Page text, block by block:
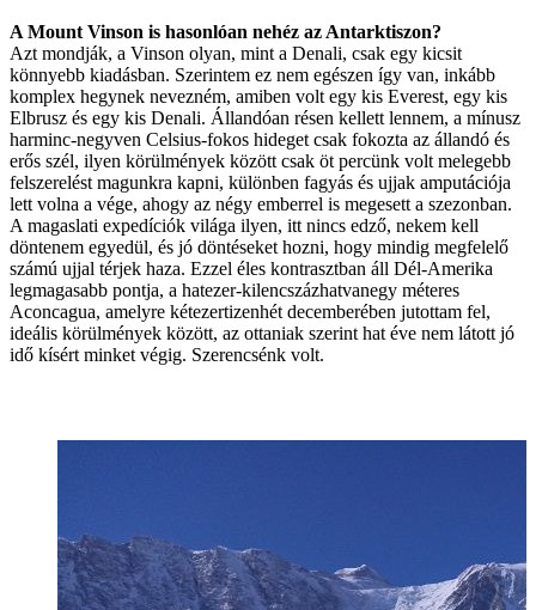
A Mount Vinson is hasonlóan nehéz az Antarktiszon?
Azt mondják, a Vinson olyan, mint a Denali, csak egy kicsit
könnyebb kiadásban. Szerintem ez nem egészen így van, inkább
komplex hegynek nevezném, amiben volt egy kis Everest, egy kis
Elbrusz és egy kis Denali. Állandóan résen kellett lennem, a mínusz
harminc-negyven Celsius-fokos hideget csak fokozta az állandó és
erős szél, ilyen körülmények között csak öt percünk volt melegebb
felszerelést magunkra kapni, különben fagyás és ujjak amputációja
lett volna a vége, ahogy az négy emberrel is megesett a szezonban.
A magaslati expedíciók világa ilyen, itt nincs edző, nekem kell
döntenem egyedül, és jó döntéseket hozni, hogy mindig megfelelő
számú ujjal térjek haza. Ezzel éles kontrasztban áll Dél-Amerika
legmagasabb pontja, a hatezer-kilencszázhatvanegy méteres
Aconcagua, amelyre kétezertizenhét decemberében jutottam fel,
ideális körülmények között, az ottaniak szerint hat éve nem látott jó
idő kísért minket végig. Szerencsénk volt.